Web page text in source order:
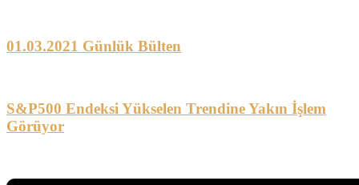
01.03.2021 Günlük Bülten
S&P500 Endeksi Yükselen Trendine Yakın İşlem
Görüyor